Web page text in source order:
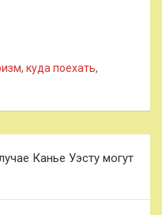
, куда поехать,
Канье Уэсту могут